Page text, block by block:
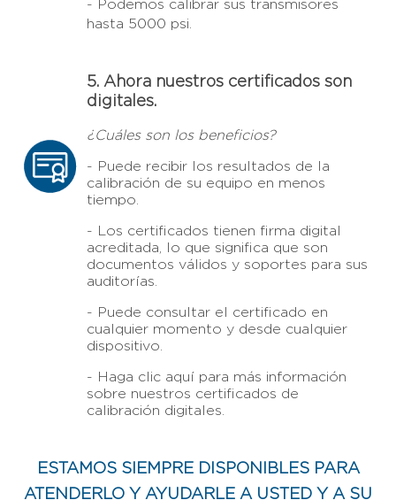
- Podemos calibrar sus transmisores
hasta 5000 psi.
5. Ahora nuestros certificados son
digitales.
¿Cuáles son los beneficios?
- Puede recibir los resultados de la
calibración de su equipo en menos
tiempo.
- Los certificados tienen firma digital
acreditada, lo que significa que son
documentos válidos y soportes para sus
auditorías.
- Puede consultar el certificado en
cualquier momento y desde cualquier
dispositivo.
- Haga clic aquí para más información
sobre nuestros certificados de
calibración digitales.
ESTAMOS SIEMPRE DISPONIBLES PARA
ATENDERLO Y AYUDARLE A USTED Y A SU